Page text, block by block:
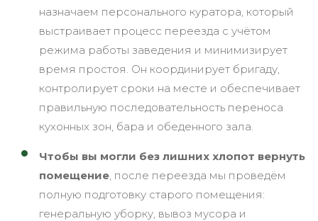
назначаем персонального куратора, который
выстраивает процесс переезда с учётом
режима работы заведения и минимизирует
время простоя. Он координирует бригаду,
контролирует сроки на месте и обеспечивает
правильную последовательность переноса
кухонных зон, бара и обеденного зала.
Чтобы вы могли без лишних хлопот вернуть
помещение, после переезда мы проведём
полную подготовку старого помещения:
генеральную уборку, вывоз мусора и